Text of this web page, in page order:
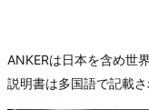
ANKERは日本を含め世
説明書は多国語で記載さ